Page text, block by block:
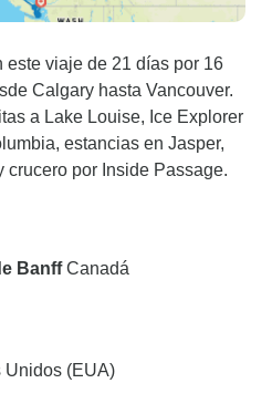
este viaje de 21 días por 16
Calgary hasta Vancouver.
a Lake Louise, Ice Explorer
estancias en Jasper,
crucero por Inside Passage.
BanffCanadá
Unidos (EUA)